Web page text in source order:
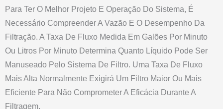
Para Ter O Melhor Projeto E Operação Do Sistema, É
Necessário Compreender A Vazão E O Desempenho Da
Filtração. A Taxa De Fluxo Medida Em Galões Por Minuto
Ou Litros Por Minuto Determina Quanto Líquido Pode Ser
Manuseado Pelo Sistema De Filtro. Uma Taxa De Fluxo
Mais Alta Normalmente Exigirá Um Filtro Maior Ou Mais
Eficiente Para Não Comprometer A Eficácia Durante A
Filtragem.